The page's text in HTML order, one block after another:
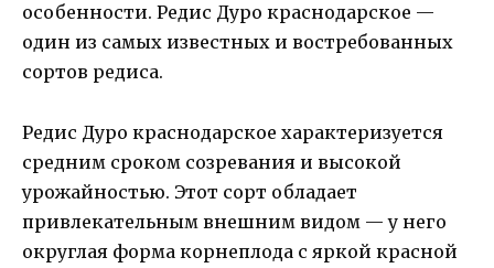
особенности. Редис Дуро краснодарское —
один из самых известных и востребованных
сортов редиса.
Редис Дуро краснодарское характеризуется
средним сроком созревания и высокой
урожайностью. Этот сорт обладает
привлекательным внешним видом — у него
округлая форма корнеплода с яркой красной